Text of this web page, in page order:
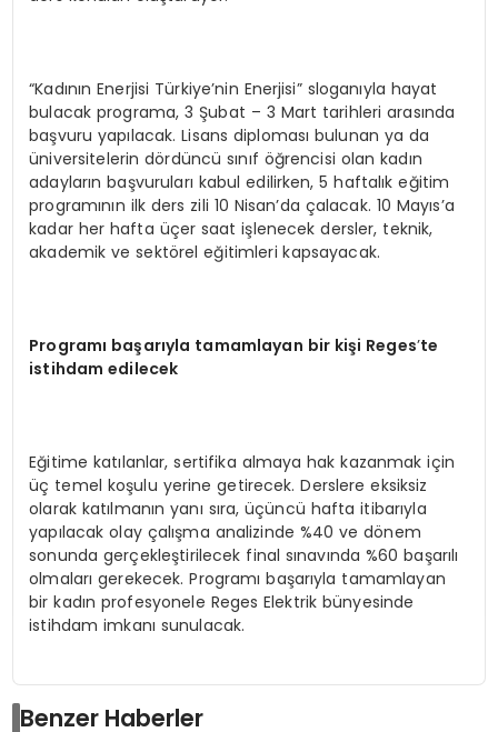
“Kadının Enerjisi Türkiye’nin Enerjisi” sloganıyla hayat
bulacak programa, 3 Şubat – 3 Mart tarihleri arasında
başvuru yapılacak. Lisans diploması bulunan ya da
üniversitelerin dördüncü sınıf öğrencisi olan kadın
adayların başvuruları kabul edilirken, 5 haftalık eğitim
programının ilk ders zili 10 Nisan’da çalacak. 10 Mayıs’a
kadar her hafta üçer saat işlenecek dersler, teknik,
akademik ve sektörel eğitimleri kapsayacak.
Programı başarıyla tamamlayan bir kişi Reges’te
istihdam edilecek
Eğitime katılanlar, sertifika almaya hak kazanmak için
üç temel koşulu yerine getirecek. Derslere eksiksiz
olarak katılmanın yanı sıra, üçüncü hafta itibarıyla
yapılacak olay çalışma analizinde %40 ve dönem
sonunda gerçekleştirilecek final sınavında %60 başarılı
olmaları gerekecek. Programı başarıyla tamamlayan
bir kadın profesyonele Reges Elektrik bünyesinde
istihdam imkanı sunulacak.
Benzer Haberler